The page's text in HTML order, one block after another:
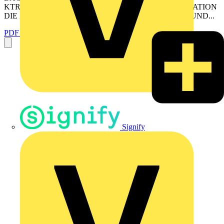
Signify
KTRBUU217.456#28 Katalog 2023 3 GEBUDEAUTOMATION
DIE ZUKUNFT SICHER MANAGEN NACHHALTIG UND...
PDF öffnen